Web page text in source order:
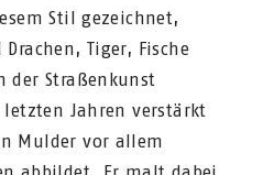
Stil gezeichnet,
Tiger, Fische
der Straßenkunst
Jahren verstärkt
Mulder vor allem